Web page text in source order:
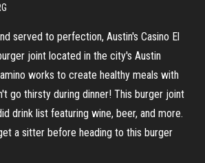
served to perfection, Austin's Casino El
joint located in the city's Austin
works to create healthy meals with
go thirsty during dinner! This burger joint
drink list featuring wine, beer, and more.
a sitter before heading to this burger